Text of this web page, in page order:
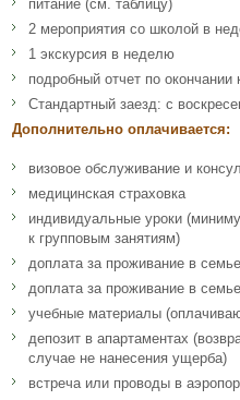
питание (см. таблицу)
2 мероприятия со школой в
1 экскурсия в неделю
подробный отчет по окончании
Стандартный заезд: с
Дополнительно оплачивается:
визовое обслуживание и
медицинская страховка
индивидуальные уроки
к групповым занятиям)
доплата за проживание в
доплата за проживание в
учебные материалы
депозит в апартаментах
случае не нанесения ущерба)
встреча или проводы в